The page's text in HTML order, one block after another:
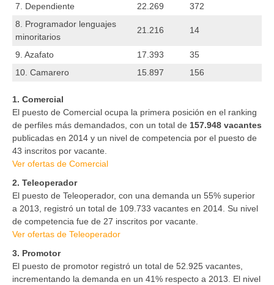
7. Dependiente
22.269
372
8. Programador lenguajes
minoritarios
21.216 14
9. Azafato 17.393
35
10. Camarero
15.897 156
1. Comercial
El puesto de Comercial ocupa la primera posición en el ranking
de perfiles más demandados, con un total de 157.948 vacantes
publicadas en 2014 y un nivel de competencia por el puesto de
43 inscritos por vacante.
Ver ofertas de Comercial
2. Teleoperador
El puesto de Teleoperador, con una demanda un 55% superior
a 2013, registró un total de 109.733 vacantes en 2014. Su nivel
de competencia fue de 27 inscritos por vacante.
Ver ofertas de Teleoperador
3. Promotor
El puesto de promotor registró un total de 52.925 vacantes,
incrementando la demanda en un 41% respecto a 2013. El nivel